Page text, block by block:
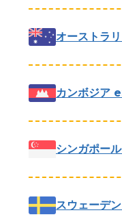
オーストラ
カンボジア
シンガポー
スウェーデ